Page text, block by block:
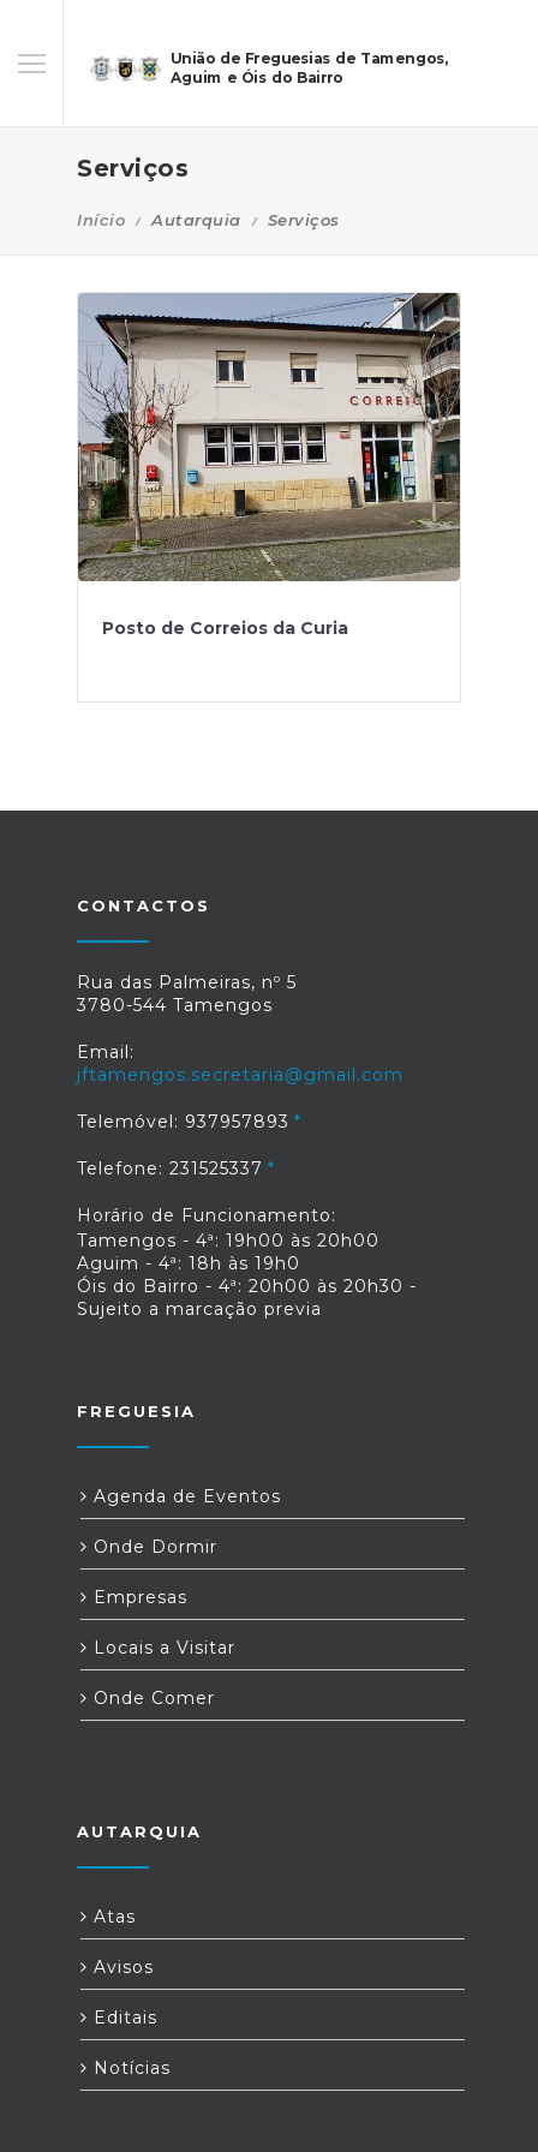
União de Freguesias de Tamengos,
Aguim e Óis do Bairro
Serviços
Início Autarquia Serviços
Posto de Correios da Curia
CONTACTOS
Rua das Palmeiras, nº 5
3780-544 Tamengos
Email:
jftamengos.secretaria@gmail.com
Telemóvel: 937957893
Telefone: 231525337
Horário de Funcionamento:
Tamengos - 4ª: 19h00 às 20h00
Aguim - 4ª: 18h às 19h0
Óis do Bairro - 4ª: 20h00 às 20h30 -
Sujeito a marcação previa
FREGUESIA
Agenda de Eventos
Onde Dormir
Empresas
Locais a Visitar
Onde Comer
AUTARQUIA
Atas
Avisos
Editais
Notícias